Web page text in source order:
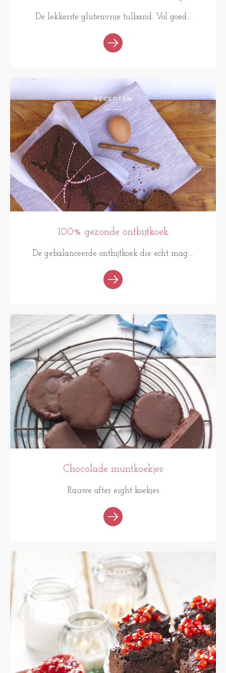
De lekkerste glutenvrije tulband. Vol goed...
RECEPTEN
100% gezonde ontbijtkoek
De gebalanceerde ontbijtkoek die echt mag:...
RECEPTEN
Chocolade muntkoekjes
Rauwe after eight koekjes
RECEPTEN